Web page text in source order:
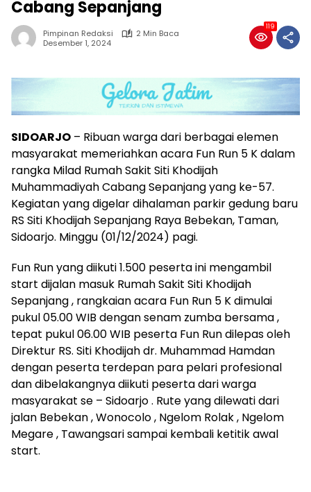
Cabang Sepanjang
Pimpinan Redaksi
2 Min Baca
Desember 1, 2024
119
SIDOARJO – Ribuan warga dari berbagai elemen
masyarakat memeriahkan acara Fun Run 5 K dalam
rangka Milad Rumah Sakit Siti Khodijah
Muhammadiyah Cabang Sepanjang yang ke-57.
Kegiatan yang digelar dihalaman parkir gedung baru
RS Siti Khodijah Sepanjang Raya Bebekan, Taman,
Sidoarjo. Minggu (01/12/2024) pagi.
Fun Run yang diikuti 1.500 peserta ini mengambil
start dijalan masuk Rumah Sakit Siti Khodijah
Sepanjang , rangkaian acara Fun Run 5 K dimulai
pukul 05.00 WIB dengan senam zumba bersama ,
tepat pukul 06.00 WIB peserta Fun Run dilepas oleh
Direktur RS. Siti Khodijah dr. Muhammad Hamdan
dengan peserta terdepan para pelari profesional
dan dibelakangnya diikuti peserta dari warga
masyarakat se – Sidoarjo . Rute yang dilewati dari
jalan Bebekan , Wonocolo , Ngelom Rolak , Ngelom
Megare , Tawangsari sampai kembali ketitik awal
start.